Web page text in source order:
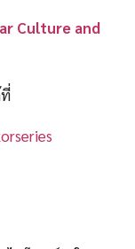
Culture and